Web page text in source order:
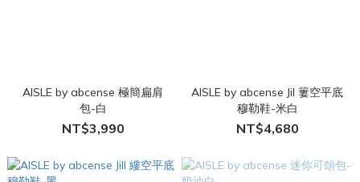
AISLE by abcense 極簡扁肩
包-白
NT$3,990
AISLE by abcense Jil 簍空平底
穆勒鞋-米白
NT$4,680